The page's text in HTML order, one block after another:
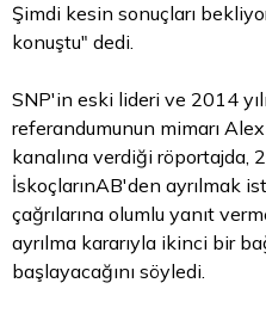
Şimdi kesin sonuçları
konuştu" dedi.
SNP'in eski lideri ve 2014
referandumunun mimarı
kanalına verdiği röportajda,
İskoçlarınAB'den ayrılmak
çağrılarına olumlu yanıt
ayrılma kararıyla ikinci bir
başlayacağını söyledi.